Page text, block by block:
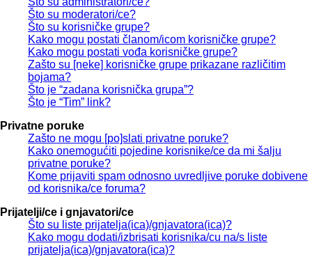
Što su moderatori/ce?
Što su korisničke grupe?
Kako mogu postati članom/icom korisničke grupe?
Kako mogu postati vođa korisničke grupe?
Zašto su [neke] korisničke grupe prikazane različitim
bojama?
Što je “zadana korisnička grupa”?
Što je “Tim” link?
Privatne poruke
Zašto ne mogu [po]slati privatne poruke?
Kako onemogućiti pojedine korisnike/ce da mi šalju
privatne poruke?
Kome prijaviti spam odnosno uvredljive poruke dobivene
od korisnika/ce foruma?
Prijatelji/ce i gnjavatori/ce
Što su liste prijatelja(ica)/gnjavatora(ica)?
Kako mogu dodati/izbrisati korisnika/cu na/s liste
prijatelja(ica)/gnjavatora(ica)?